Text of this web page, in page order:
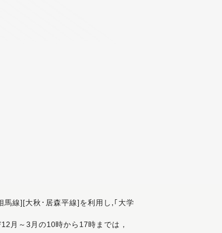
線][大秋･居森平線]を利用し,｢大学
月～3月の10時から17時までは，